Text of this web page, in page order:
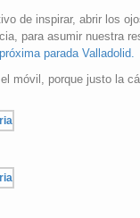
de inspirar, abrir los
para asumir nuestra
parada Valladolid.
móvil, porque justo la